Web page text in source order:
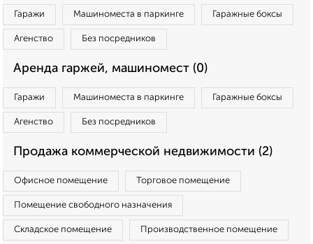
Гаражи Машиноместа в паркинге Гаражные боксы
Агенство Без посредников
Аренда гаржей, машиномест (0)
Гаражи Машиноместа в паркинге Гаражные боксы
Агенство Без посредников
Продажа коммерческой недвижимости (2)
Офисное помещение Торговое помещение
Помещение свободного назначения
Складское помещение Производственное помещение